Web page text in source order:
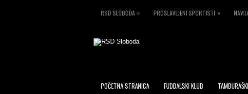
RSD SLOBODA » PROSLAVLJENI SPORTISTI »
POČETNA STRANICA FUDBALSKI KLUB